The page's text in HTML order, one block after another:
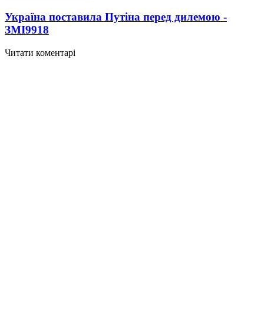
Україна поставила Путіна перед дилемою -
ЗМІ9918
Читати коментарі